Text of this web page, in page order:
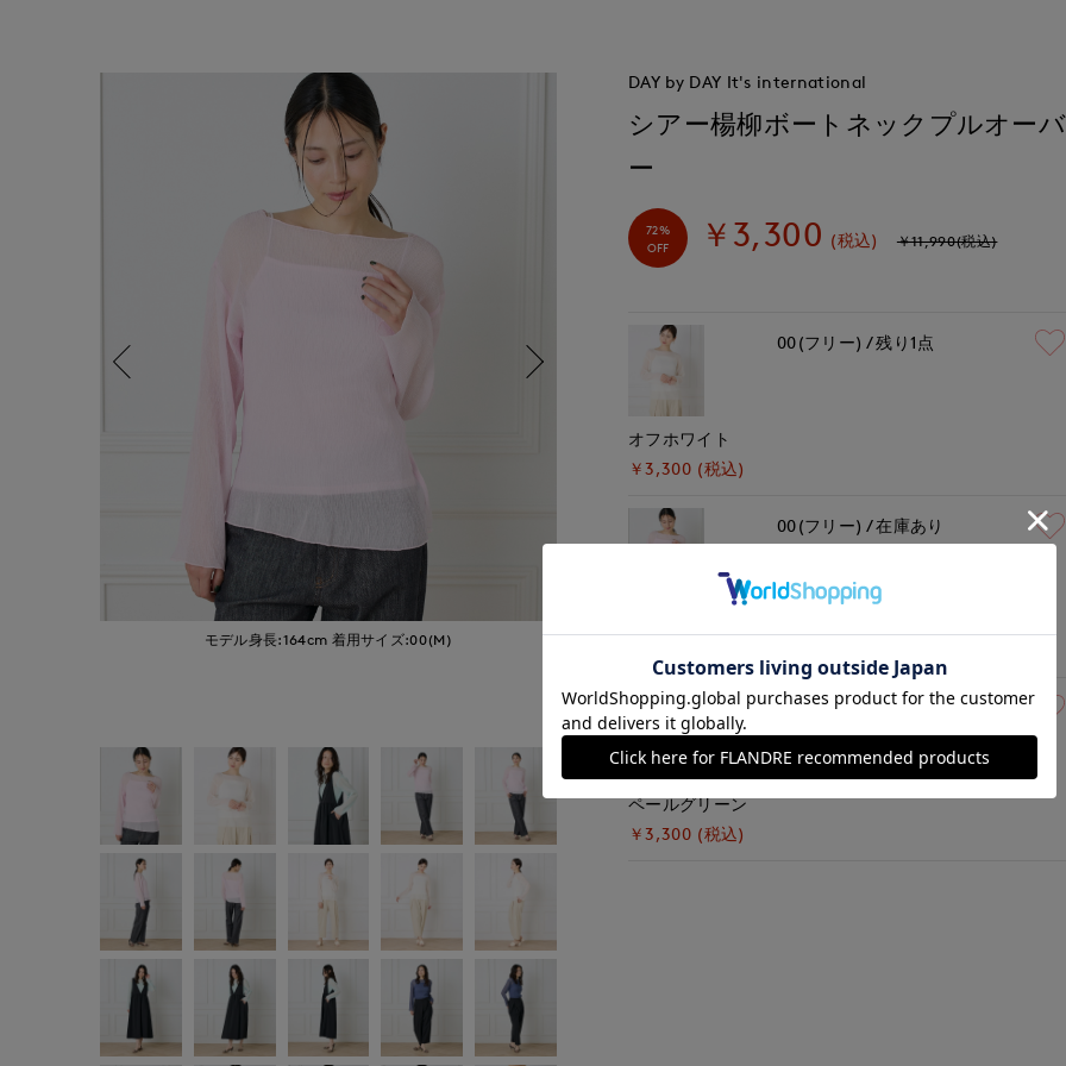
モデル身長:164cm 着用サイズ:00(M) モデル身長:167cm 着用サイズ:00(M)
DAY by DAY It's international
シアー楊柳ボートネックプルオーバ
ー
72%
OFF
￥3,300 (税込) ￥11,990(税込)
オフホワイト
￥3,300 (税込)
00(フリー) 残り1点
00(フリー) 在庫あり
ペールグリーン
￥3,300 (税込)
00(フリー) 在庫あり